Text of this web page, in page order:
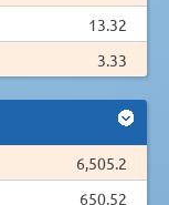
13.32
3.33
6,505.2
650.52